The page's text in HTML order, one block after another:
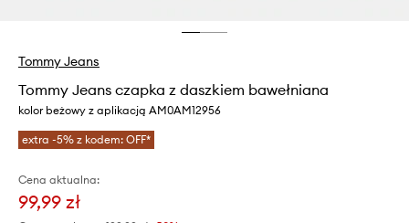
Tommy Jeans
Tommy Jeans czapka z daszkiem bawełniana
kolor beżowy z aplikacją AM0AM12956
extra -5% z kodem: OFF*
Cena aktualna:
99,99 zł